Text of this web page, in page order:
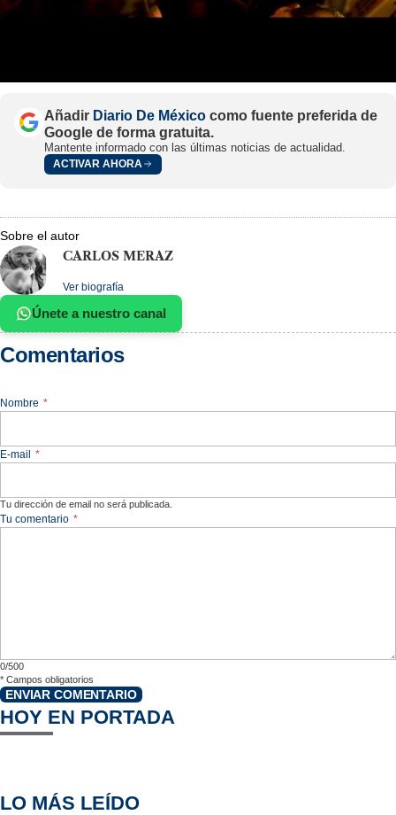
Añadir Diario De México como fuente preferida de
Google de forma gratuita.
Mantente informado con las últimas noticias de actualidad.
ACTIVAR AHORA
Sobre el autor
CARLOS MERAZ
Ver biografía
Únete a nuestro canal
Comentarios
Nombre *
E-mail *
Tu dirección de email no será publicada.
Tu comentario *
0/500
* Campos obligatorios
ENVIAR COMENTARIO
HOY EN PORTADA
LO MÁS LEÍDO